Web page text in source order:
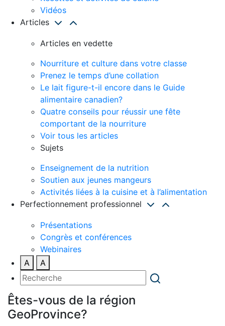
Vidéos
Articles
Articles en vedette
Nourriture et culture dans votre classe
Prenez le temps d’une collation
Le lait figure-t-il encore dans le Guide
alimentaire canadien?
Quatre conseils pour réussir une fête
comportant de la nourriture
Voir tous les articles
Sujets
Enseignement de la nutrition
Soutien aux jeunes mangeurs
Activités liées à la cuisine et à l’alimentation
Perfectionnement professionnel
Présentations
Congrès et conférences
Webinaires
A
A
Êtes-vous de la région
GeoProvince?